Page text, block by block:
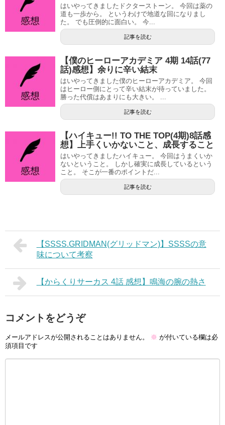
はいやってきましたドクターストーン。 今回は薬の
道も一歩から。 というわけで地道な回になりまし
た。 でも圧倒的に面白い。 今...
記事を読む
【僕のヒーローアカデミア 4期 14話(77
話)感想】余りに辛い結末
はいやってきました僕のヒーローアカデミア。 今回
はヒーロー側にとって辛い結末が待っていました。
勝った代償はあまりにも大きい。 ...
記事を読む
【ハイキュー!! TO THE TOP(4期)8話感
想】上手くいかないこと、成長すること
はいやってきましたハイキュー。 今回はうまくいか
ないということ。 しかし確実に成長しているという
こと。 そこが一番のポイントだ...
記事を読む
【SSSS.GRIDMAN(グリッドマン)】SSSSの意
味について考察
【からくりサーカス 4話 感想】鳴海の腕の熱さ
コメントをどうぞ
メールアドレスが公開されることはありません。 ※ が付いている欄は必
須項目です